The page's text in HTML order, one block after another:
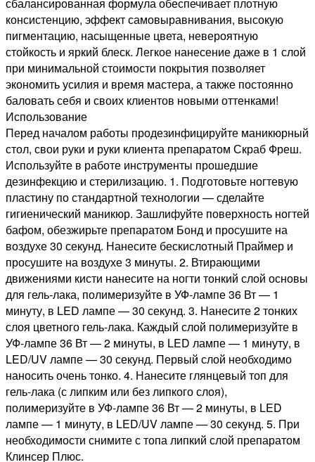
сбалансированная формула обеспечивает плотную
консистенцию, эффект самовыравнивания, высокую
пигментацию, насыщенные цвета, невероятную
стойкость и яркий блеск. Легкое нанесение даже в 1 слой
при минимальной стоимости покрытия позволяет
экономить усилия и время мастера, а также постоянно
баловать себя и своих клиентов новыми оттенками!
Использование
Перед началом работы продезинфицируйте маникюрный
стол, свои руки и руки клиента препаратом Скраб Фреш.
Используйте в работе инструменты прошедшие
дезинфекцию и стерилизацию. 1. Подготовьте ногтевую
пластину по стандартной технологии — сделайте
гигиенический маникюр. Зашлифуйте поверхность ногтей
бафом, обезжирьте препаратом Бонд и просушите на
воздухе 30 секунд. Нанесите бескислотный Праймер и
просушите на воздухе 3 минуты. 2. Втирающими
движениями кисти нанесите на ногти тонкий слой основы
для гель-лака, полимеризуйте в УФ-лампе 36 Вт — 1
минуту, в LED лампе — 30 секунд. 3. Нанесите 2 тонких
слоя цветного гель-лака. Каждый слой полимеризуйте в
УФ-лампе 36 Вт — 2 минуты, в LED лампе — 1 минуту, в
LED/UV лампе — 30 секунд. Первый слой необходимо
наносить очень тонко. 4. Нанесите глянцевый топ для
гель-лака (с липким или без липкого слоя),
полимеризуйте в УФ-лампе 36 Вт — 2 минуты, в LED
лампе — 1 минуту, в LED/UV лампе — 30 секунд. 5. При
необходимости снимите с топа липкий слой препаратом
Клинсер Плюс.